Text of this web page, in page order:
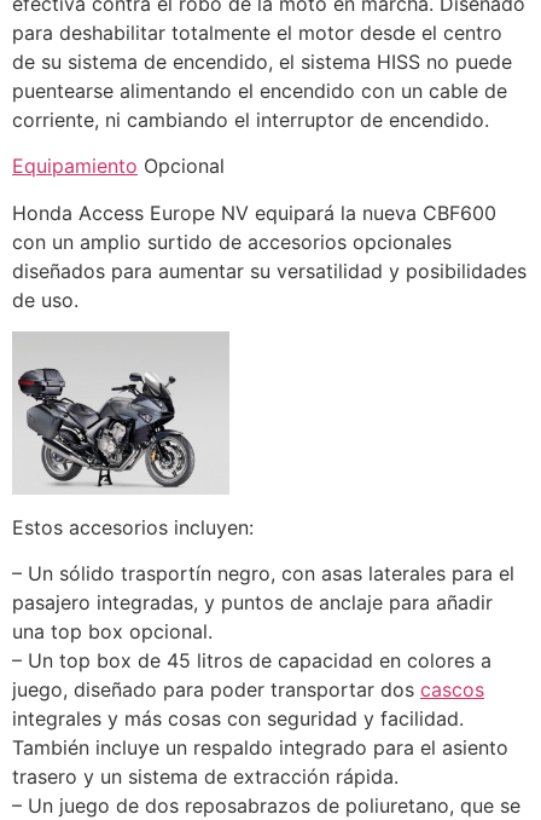
para deshabilitar totalmente el motor desde el centro
de su sistema de encendido, el sistema HISS no puede
puentearse alimentando el encendido con un cable de
corriente, ni cambiando el interruptor de encendido.
Equipamiento Opcional
Honda Access Europe NV equipará la nueva CBF600
con un amplio surtido de accesorios opcionales
diseñados para aumentar su versatilidad y posibilidades
de uso.
Estos accesorios incluyen:
– Un sólido trasportín negro, con asas laterales para el
pasajero integradas, y puntos de anclaje para añadir
una top box opcional.
– Un top box de 45 litros de capacidad en colores a
juego, diseñado para poder transportar dos cascos
integrales y más cosas con seguridad y facilidad.
También incluye un respaldo integrado para el asiento
trasero y un sistema de extracción rápida.
– Un juego de dos reposabrazos de poliuretano, que se